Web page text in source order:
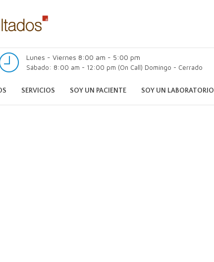
Lunes - Viernes 8:00 am - 5:00 pm
Sábado: 8:00 am - 12:00 pm (On Call) Domingo - Cerrado
SERVICIOS SOY UN PACIENTE SOY UN LABORATORIO